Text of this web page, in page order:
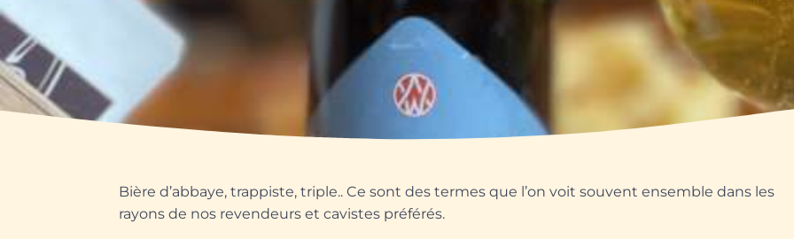
Bière d’abbaye, trappiste, triple.. Ce sont des termes que l’on voit souvent ensemble dans les
rayons de nos revendeurs et cavistes préférés.